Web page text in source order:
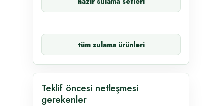
tüm sulama ürünleri
Teklif öncesi netleşmesi
gerekenler